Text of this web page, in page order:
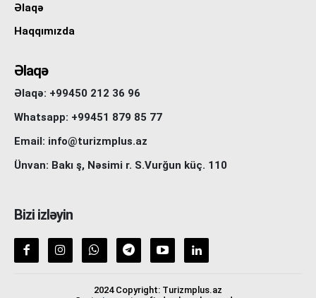
Əlaqə
Haqqımızda
Əlaqə
Əlaqə: +99450 212 36 96
Whatsapp: +99451 879 85 77
Email: info@turizmplus.az
Ünvan: Bakı ş, Nəsimi r. S.Vurğun küç. 110
Bizi izləyin
2024 Copyright: Turizmplus.az